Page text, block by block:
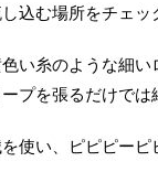
込む場所をチェッ
い糸のような細
プを張るだけでは
使い、ピピピーピ